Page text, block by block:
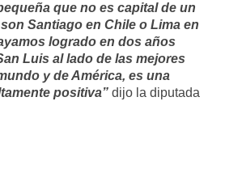
que no es capital de un
Santiago en Chile o Lima en
logrado en dos años
Luis al lado de las mejores
y de América, es una
positiva”dijo la diputada